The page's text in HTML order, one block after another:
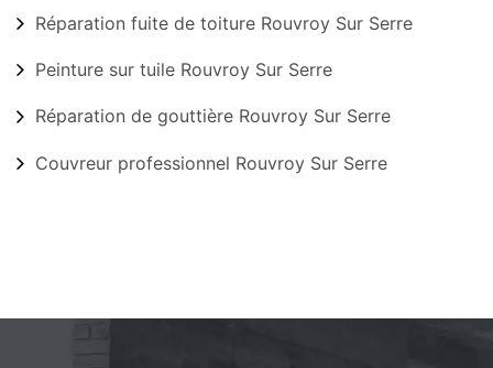
Réparation fuite de toiture Rouvroy Sur Serre
Peinture sur tuile Rouvroy Sur Serre
Réparation de gouttière Rouvroy Sur Serre
Couvreur professionnel Rouvroy Sur Serre